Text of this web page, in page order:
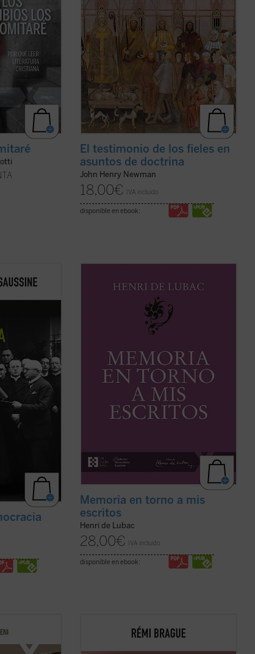
El testimonio de los fieles en
asuntos de doctrina
John Henry Newman
18,00€ IVA incluido
disponible en ebook:
recorre la
francesa
a la
para el
primeros veinte añosy Memoria en
torno a mis escritos. Ambas Memorias
nos permiten conocer la vida y la obra de
Henri de Lubac desde su nacimiento en
1896 hasta el final de su período militar ...
Memoria en torno a mis
escritos
Henri de Lubac
28,00€ IVA incluido
disponible en ebook:
preguntas tan
significa
Este «pequeño tratado» es la